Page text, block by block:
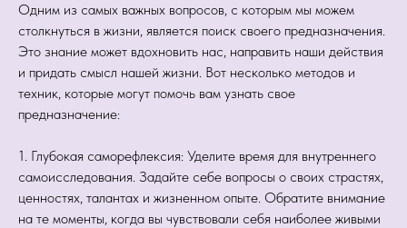
Одним из самых важных вопросов, с которым мы можем
столкнуться в жизни, является поиск своего предназначения.
Это знание может вдохновить нас, направить наши действия
и придать смысл нашей жизни. Вот несколько методов и
техник, которые могут помочь вам узнать свое
предназначение:
1. Глубокая саморефлексия: Уделите время для внутреннего
самоисследования. Задайте себе вопросы о своих страстях,
ценностях, талантах и жизненном опыте. Обратите внимание
на те моменты, когда вы чувствовали себя наиболее живыми